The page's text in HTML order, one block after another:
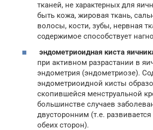
тканей, не характерных для
быть кожа, жировая ткань,
волосы, кости, зубы, нервная
содержимое способствует
эндометриоидная киста
при активном разрастании в
эндометрия (эндометриозе).
эндометриоидной кисты
скопившейся менструальной
большинстве случаев
двусторонним (т.е.
обеих сторон).